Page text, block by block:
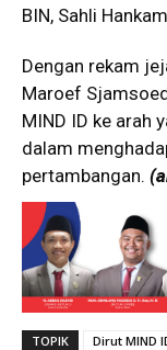
BIN, Sahli
Dengan rekam
Maroef
MIND ID ke arah
dalam
pertambangan.
TOPIK Dirut MIND